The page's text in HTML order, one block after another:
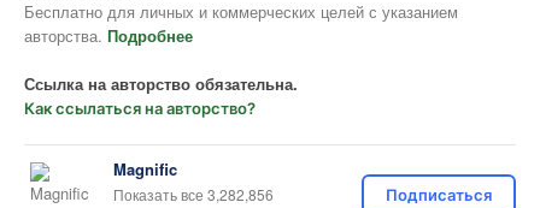
Бесплатно для личных и коммерческих целей с указанием
авторства. Подробнее
Ссылка на авторство обязательна.
Как ссылаться на авторство?
Magnific
Показать все 3,282,856
Подписаться